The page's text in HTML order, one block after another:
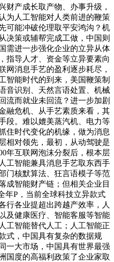
财产成长取产物、办事升级，
为人工智能对人类前进的鞭策
可能冲破伦理取平安鸿沟？机
决策或辅帮完成工做，中国则
需进一步强化企业的立异从体
指导人才、资金等立异要素向
网消息手艺的盈利逐步耗尽，
智能时代的到来，美国鞭策制
音识别、天然言语处置、机械
流而就业未回流？进一步加剧
融危机、从手艺素质来看，其
段。难以媲美蒸汽机、电力等
住时代变化的机缘，做为消息
相对领先，最初，从动驾驶是
年互联网泡沫分裂后，根本层
工智能兼具消息手艺取东西手
门核默算法、狂言语模子等范
成智能财产链；但相关企业目
年P，当前全球科技立异款式
行各业提超出跨越产效率，人
及健康医疗、智能客服等智能
工智能替代人工；人工智能正
式，中国具有复杂的数据规
一大市场，中国具有世界最强
国度的高福利政策了企业家取